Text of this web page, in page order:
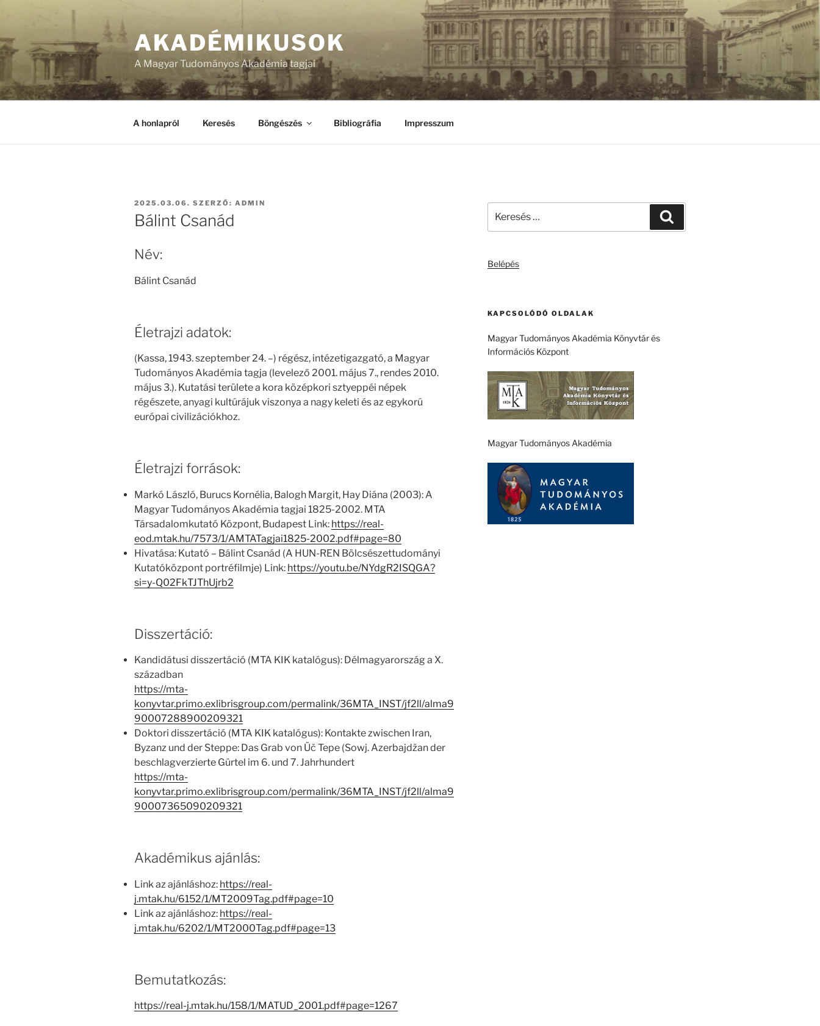
AKADÉMIKUSOK
A Magyar Tudományos Akadémia tagjai
A honlapról Keresés Böngészés Bibliográfia Impresszum
BEKÜLDVE:
2025.03.06. SZERZŐ: ADMIN
Bálint Csanád
Név:
Bálint Csanád
Életrajzi adatok:
(Kassa, 1943. szeptember 24. –) régész, intézetigazgató, a Magyar
Tudományos Akadémia tagja (levelező 2001. május 7., rendes 2010.
május 3.). Kutatási területe a kora középkori sztyeppéi népek
régészete, anyagi kultúrájuk viszonya a nagy keleti és az egykorú
európai civilizációkhoz.
Életrajzi források:
Markó László, Burucs Kornélia, Balogh Margit, Hay Diána (2003): A
Magyar Tudományos Akadémia tagjai 1825-2002. MTA
Társadalomkutató Központ, Budapest Link: https://real-
eod.mtak.hu/7573/1/AMTATagjai1825-2002.pdf#page=80
Hivatása: Kutató – Bálint Csanád (A HUN-REN Bölcsészettudományi
Kutatóközpont portréfilmje) Link: https://youtu.be/NYdgR2ISQGA?
si=y-Q02FkTJThUjrb2
Disszertáció:
Kandidátusi disszertáció (MTA KIK katalógus): Délmagyarország a X.
században
https://mta-
konyvtar.primo.exlibrisgroup.com/permalink/36MTA_INST/jf2ll/alma9
90007288900209321
Doktori disszertáció (MTA KIK katalógus): Kontakte zwischen Iran,
Byzanz und der Steppe: Das Grab von Üč Tepe (Sowj. Azerbajdžan der
beschlagverzierte Gürtel im 6. und 7. Jahrhundert
https://mta-
konyvtar.primo.exlibrisgroup.com/permalink/36MTA_INST/jf2ll/alma9
90007365090209321
Akadémikus ajánlás:
Link az ajánláshoz: https://real-
j.mtak.hu/6152/1/MT2009Tag.pdf#page=10
Link az ajánláshoz: https://real-
j.mtak.hu/6202/1/MT2000Tag.pdf#page=13
Bemutatkozás:
https://real-j.mtak.hu/158/1/MATUD_2001.pdf#page=1267
következő
Belépés
KAPCSOLÓDÓ OLDALAK
Magyar Tudományos Akadémia Könyvtár és
Információs Központ
Magyar Tudományos Akadémia